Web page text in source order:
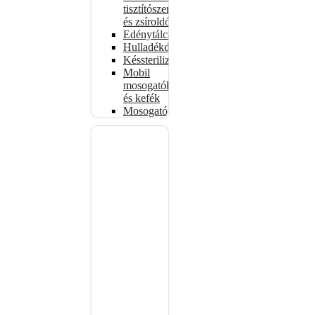
tisztítószerek
és zsíroldók
Edénytálcák
Hulladékdarálók
Késsterilizátorok
Mobil
mosogatók
és kefék
Mosogatógépkosarak